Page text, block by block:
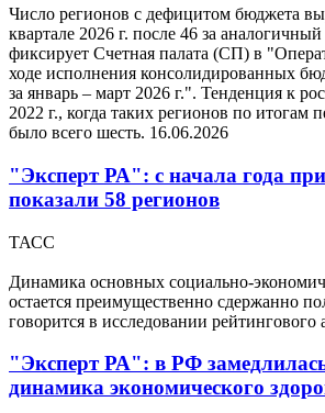
Число регионов с дефицитом бюджета
квартале 2026 г. после 46 за
фиксирует Счетная палата (СП) в
ходе исполнения консолидированных
за январь – март 2026 г.". Тенденция к
2022 г., когда таких регионов по итогам
было всего шесть. 16.06.2026
"Эксперт РА": с начала года
показали 58 регионов
ТАСС
Динамика основных социально-
остается преимущественно сдержанно
говорится в исследовании рейтингового
"Эксперт РА": в РФ
динамика экономического